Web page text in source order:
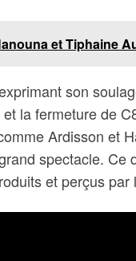
et Tiphaine
son
la fermeture de
Ardisson et
spectacle.
et perçus par